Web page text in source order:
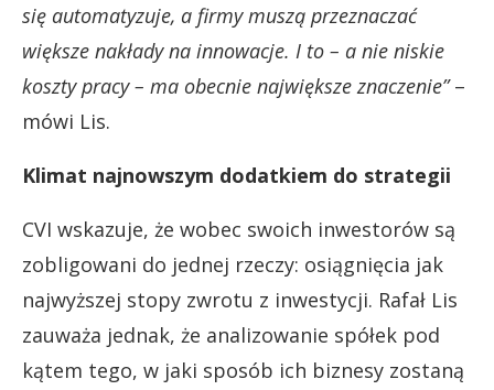
się automatyzuje, a firmy muszą przeznaczać
większe nakłady na innowacje. I to – a nie niskie
koszty pracy – ma obecnie największe znaczenie”–
mówi Lis.
Klimat najnowszym dodatkiem do strategii
CVI wskazuje, że wobec swoich inwestorów są
zobligowani do jednej rzeczy: osiągnięcia jak
najwyższej stopy zwrotu z inwestycji. Rafał Lis
zauważa jednak, że analizowanie spółek pod
kątem tego, w jaki sposób ich biznesy zostaną